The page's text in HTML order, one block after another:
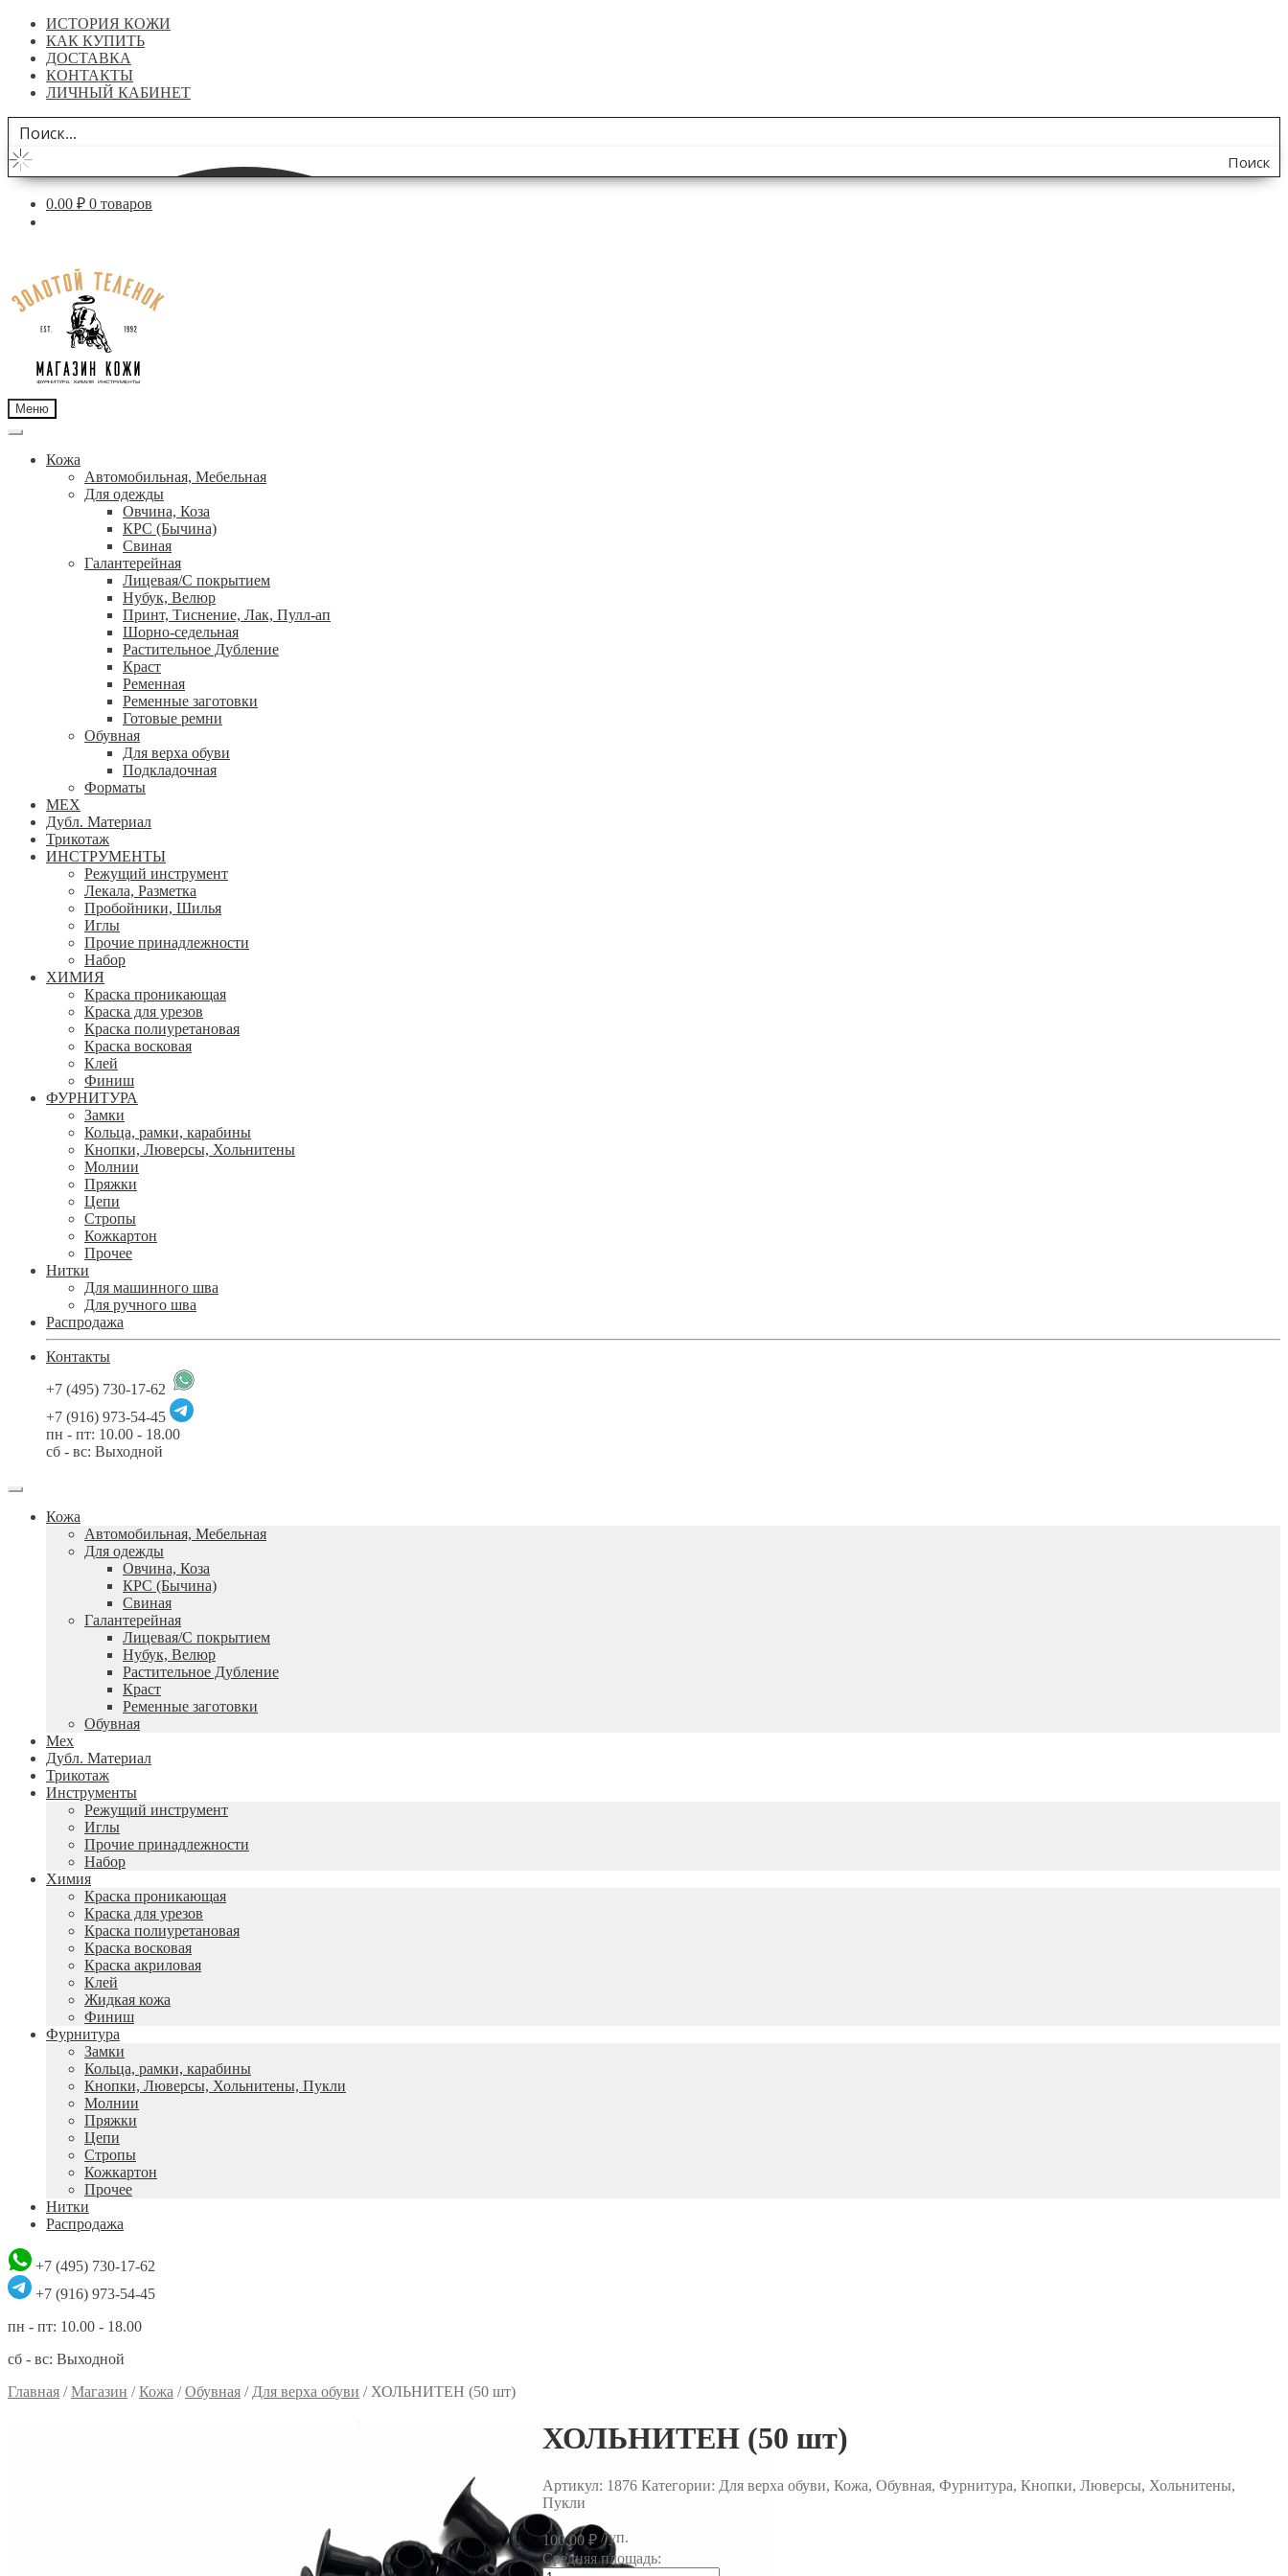
ИСТОРИЯ КОЖИ
КАК КУПИТЬ
ДОСТАВКА
КОНТАКТЫ
ЛИЧНЫЙ КАБИНЕТ
Поиск
по
0.00 ₽ 0 товаров
навигации
содержимому
Меню
Кожа
Автомобильная, Мебельная
Для одежды
Овчина, Коза
КРС (Бычина)
Свиная
Галантерейная
Лицевая/С покрытием
Нубук, Велюр
Принт, Тиснение, Лак, Пулл-ап
Шорно-седельная
Растительное Дубление
Краст
Ременная
Ременные заготовки
Готовые ремни
Обувная
Для верха обуви
Подкладочная
Форматы
МЕХ
Дубл. Материал
Трикотаж
ИНСТРУМЕНТЫ
Режущий инструмент
Лекала, Разметка
Пробойники, Шилья
Иглы
Прочие принадлежности
Набор
ХИМИЯ
Краска проникающая
Краска для урезов
Краска полиуретановая
Краска восковая
Клей
Финиш
ФУРНИТУРА
Замки
Кольца, рамки, карабины
Кнопки, Люверсы, Хольнитены
Молнии
Пряжки
Цепи
Стропы
Кожкартон
Прочее
Нитки
Для машинного шва
Для ручного шва
Распродажа
Контакты
+7 (495) 730-17-62
+7 (916) 973-54-45
пн - пт: 10.00 - 18.00
сб - вс: Выходной
Кожа
Автомобильная, Мебельная
Для одежды
Овчина, Коза
КРС (Бычина)
Свиная
Галантерейная
Лицевая/С покрытием
Нубук, Велюр
Растительное Дубление
Краст
Ременные заготовки
Обувная
Мех
Дубл. Материал
Трикотаж
Инструменты
Режущий инструмент
Иглы
Прочие принадлежности
Набор
Химия
Краска проникающая
Краска для урезов
Краска полиуретановая
Краска восковая
Краска акриловая
Клей
Жидкая кожа
Финиш
Фурнитура
Замки
Кольца, рамки, карабины
Кнопки, Люверсы, Хольнитены, Пукли
Молнии
Пряжки
Цепи
Стропы
Кожкартон
Прочее
Нитки
Распродажа
+7 (495) 730-17-62
+7 (916) 973-54-45
пн - пт: 10.00 - 18.00
сб - вс: Выходной
Главная /Магазин /Кожа /Обувная / Для верха обуви / ХОЛЬНИТЕН (50 шт)
ХОЛЬНИТЕН (50 шт)
Артикул: 1876 Категории: Для верха обуви, Кожа, Обувная, Фурнитура, Кнопки, Люверсы, Хольнитены,
Пукли
100.00 ₽/ уп.
Средняя площадь: